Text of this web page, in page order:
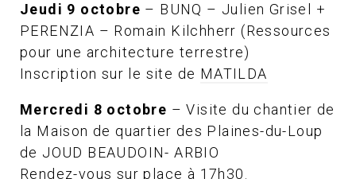
Jeudi 9 octobre – BUNQ – Julien Grisel +
PERENZIA – Romain Kilchherr (Ressources
pour une architecture terrestre)
Inscription sur le site de MATILDA
Mercredi 8 octobre – Visite du chantier de
la Maison de quartier des Plaines-du-Loup
de JOUD BEAUDOIN- ARBIO
Rendez-vous sur place à 17h30.